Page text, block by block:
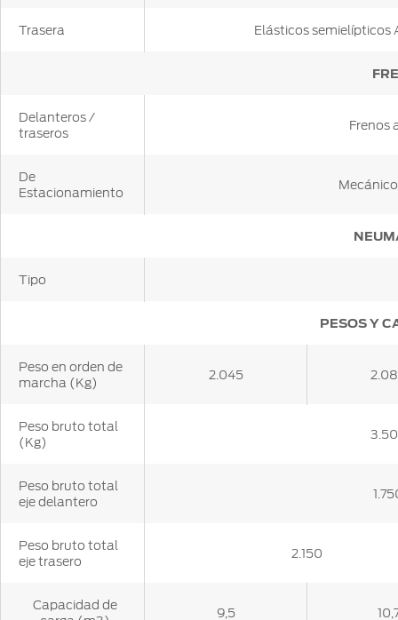
Trasera Elásticos semielípticos
Delanteros /
traseros
Frenos
De
Estacionamiento
Tipo
PESOS Y
Peso en orden de
marcha (Kg)
2.045
Peso bruto total
(Kg)
Peso bruto total
eje delantero
Peso bruto total
eje trasero
2.150
Capacidad de
9,5